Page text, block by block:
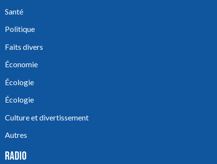
Santé
Politique
Faits divers
Économie
Écologie
Écologie
Culture et divertissement
Autres
RADIO